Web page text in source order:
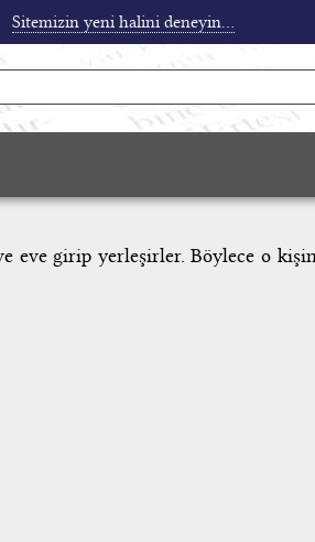
Sitemizin yeni halini deneyin...
eve girip yerleşirler. Böylece o